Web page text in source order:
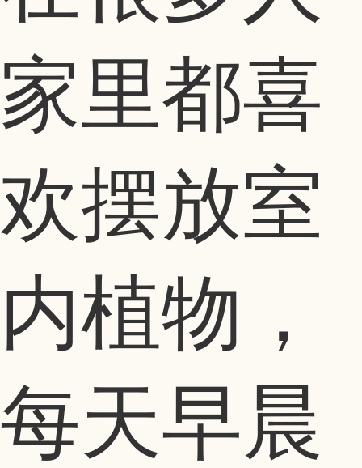
家里都喜
欢摆放室
内植物，
每天早晨